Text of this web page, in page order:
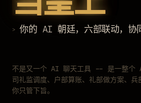
> 你的 AI 朝廷，六部联动，协
不是又一个 AI 聊天工具 -- 是一整个
司礼监调度、户部算账、礼部做方案、兵
你只管下旨。